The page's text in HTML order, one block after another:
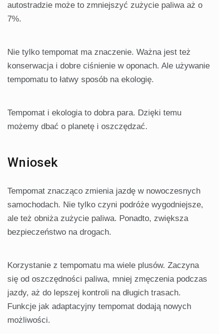
autostradzie może to zmniejszyć zużycie paliwa aż o
7%.
Nie tylko tempomat ma znaczenie. Ważna jest też
konserwacja i dobre ciśnienie w oponach. Ale używanie
tempomatu to łatwy sposób na ekologię.
Tempomat i ekologia to dobra para. Dzięki temu
możemy dbać o planetę i oszczędzać.
Wniosek
Tempomat znacząco zmienia jazdę w nowoczesnych
samochodach. Nie tylko czyni podróże wygodniejsze,
ale też obniża zużycie paliwa. Ponadto, zwiększa
bezpieczeństwo na drogach.
Korzystanie z tempomatu ma wiele plusów. Zaczyna
się od oszczędności paliwa, mniej zmęczenia podczas
jazdy, aż do lepszej kontroli na długich trasach.
Funkcje jak adaptacyjny tempomat dodają nowych
możliwości.